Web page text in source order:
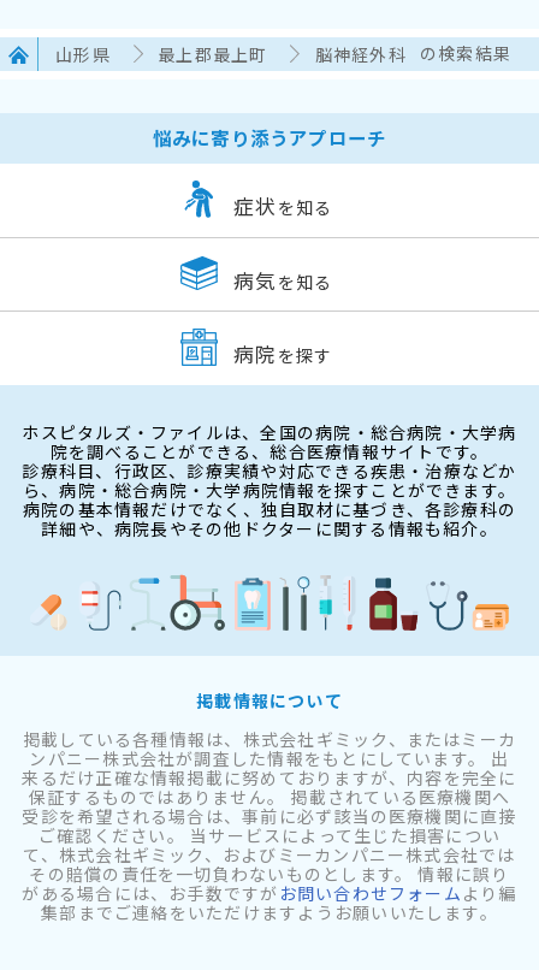
山形県 最上郡最上町 脳神経外科 の検索結果
悩みに寄り添うアプローチ
症状 を知る
病気 を知る
病院 を探す
ホスピタルズ・ファイルは、全国の病院・総合病院・大学病
院を調べることができる、総合医療情報サイトです。
診療科目、行政区、診療実績や対応できる疾患・治療などか
ら、病院・総合病院・大学病院情報を探すことができます。
病院の基本情報だけでなく、独自取材に基づき、各診療科の
詳細や、病院長やその他ドクターに関する情報も紹介。
掲載情報について
掲載している各種情報は、株式会社ギミック、またはミーカ
ンパニー株式会社が調査した情報をもとにしています。 出
来るだけ正確な情報掲載に努めておりますが、内容を完全に
保証するものではありません。 掲載されている医療機関へ
受診を希望される場合は、事前に必ず該当の医療機関に直接
ご確認ください。 当サービスによって生じた損害につい
て、株式会社ギミック、およびミーカンパニー株式会社では
その賠償の責任を一切負わないものとします。 情報に誤り
がある場合には、お手数ですが お問い合わせフォーム より編
集部までご連絡をいただけますようお願いいたします。